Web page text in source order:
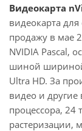
Видеокарта
видеокарта
продажу в мае
NVIDIA Pascal,
шиной
Ultra HD. За
видео и
процессора, 24
растеризации,